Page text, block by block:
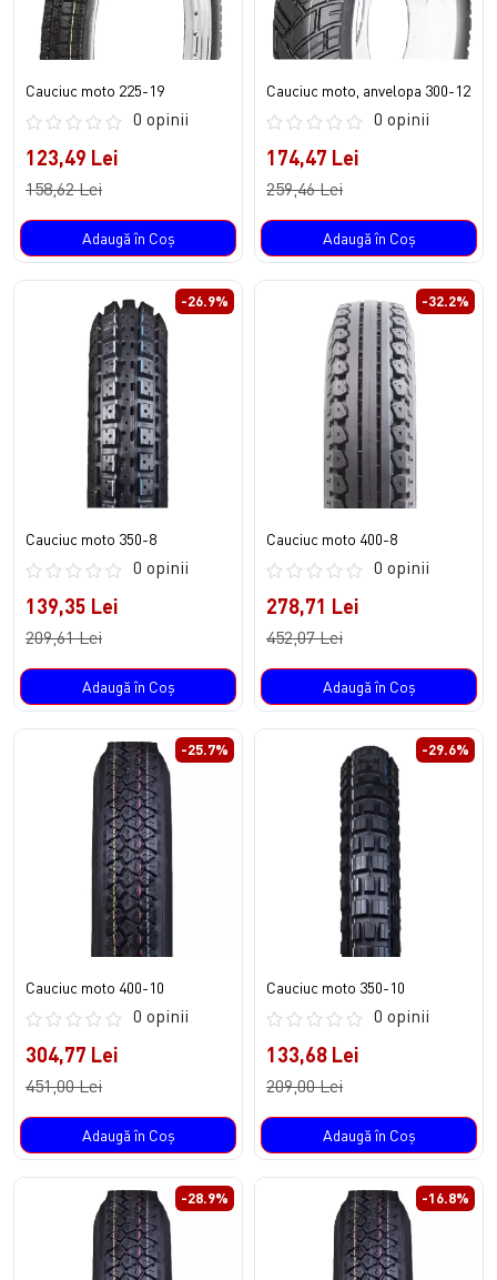
Cauciuc moto 225-19
0 opinii
123,49 Lei
158,62 Lei
Adaugă în Coş
Cauciuc moto, anvelopa 300-12
0 opinii
174,47 Lei
259,46 Lei
Adaugă în Coş
-26.9%
Cauciuc moto 350-8
0 opinii
139,35 Lei
209,61 Lei
Adaugă în Coş
-32.2%
Cauciuc moto 400-8
0 opinii
278,71 Lei
452,07 Lei
Adaugă în Coş
-25.7%
Cauciuc moto 400-10
0 opinii
304,77 Lei
451,00 Lei
Adaugă în Coş
-29.6%
Cauciuc moto 350-10
0 opinii
133,68 Lei
209,00 Lei
Adaugă în Coş
-28.9% -16.8%